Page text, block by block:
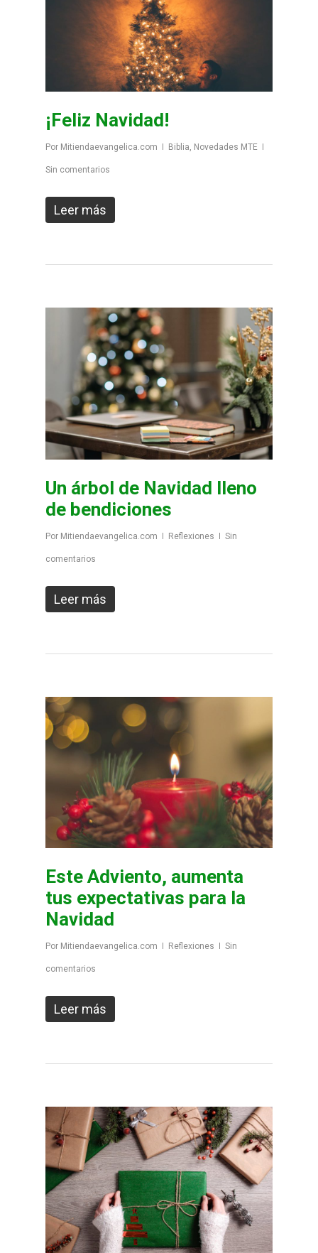
¡Feliz Navidad!
Por Mitiendaevangelica.com Biblia, Novedades MTE
Sin comentarios
Leer más
Un árbol de Navidad lleno
de bendiciones
Por Mitiendaevangelica.com Reflexiones Sin
comentarios
Leer más
Este Adviento, aumenta
tus expectativas para la
Navidad
Por Mitiendaevangelica.com Reflexiones Sin
comentarios
Leer más